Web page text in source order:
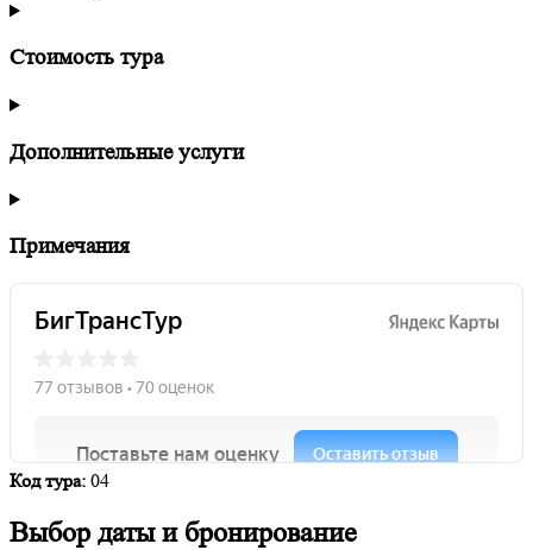
Стоимость тура
Дополнительные услуги
Примечания
Код тура: 04
Выбор даты и бронирование